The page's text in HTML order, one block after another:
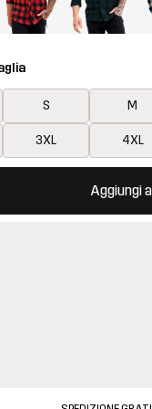
S M
3XL 4XL
Aggiungi
una finestra